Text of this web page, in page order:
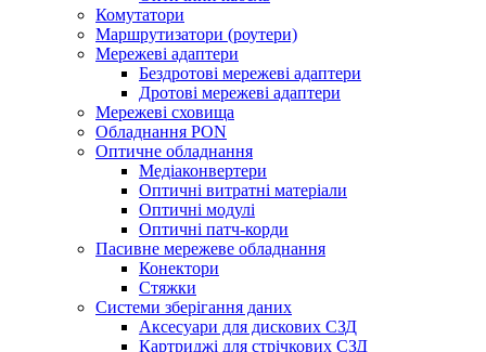
Комутатори
Маршрутизатори (роутери)
Мережеві адаптери
Бездротові мережеві адаптери
Дротові мережеві адаптери
Мережеві сховища
Обладнання PON
Оптичне обладнання
Медіаконвертери
Оптичні витратні матеріали
Оптичні модулі
Оптичні патч-корди
Пасивне мережеве обладнання
Конектори
Стяжки
Системи зберігання даних
Аксесуари для дискових СЗД
Картриджі для стрічкових СЗД